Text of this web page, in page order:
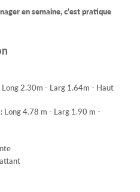
en semaine, c'est pratique
2.30m - Larg 1.64m - Haut
Long 4.78 m - Larg 1.90 m -